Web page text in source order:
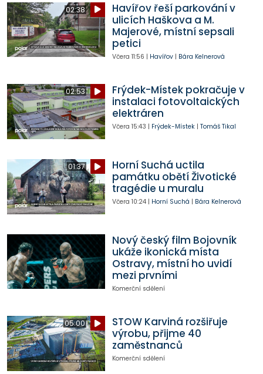
02:38
Havířov řeší parkování v
ulicích Haškova a M.
Majerové, místní sepsali
petici
Včera 11:56 | Havířov| Bára Kelnerová
02:53
Frýdek-Místek pokračuje v
instalaci fotovoltaických
elektráren
Včera 15:43 | Frýdek-Místek| Tomáš Tikal
01:37
Horní Suchá uctila
památku obětí Životické
tragédie u muralu
Včera 10:24| Horní Suchá | Bára Kelnerová
Nový český film Bojovník
ukáže ikonická místa
Ostravy, místní ho uvidí
mezi prvními
Komerční sdělení
05:00
STOW Karviná rozšiřuje
výrobu, přijme 40
zaměstnanců
Komerční sdělení